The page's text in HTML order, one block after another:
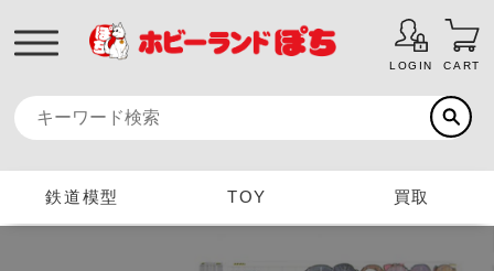
LOGIN CART
鉄道模型 TOY 買取